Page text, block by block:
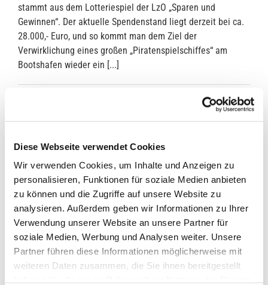
Diese Webseite verwendet Cookies
Wir verwenden Cookies, um Inhalte und Anzeigen zu
personalisieren, Funktionen für soziale Medien anbieten
zu können und die Zugriffe auf unsere Website zu
analysieren. Außerdem geben wir Informationen zu Ihrer
Verwendung unserer Website an unsere Partner für
soziale Medien, Werbung und Analysen weiter. Unsere
Partner führen diese Informationen möglicherweise mit
weiteren Daten zusammen, die Sie ihnen bereitgestellt
stammt aus dem Lotteriespiel der LzO „Sparen und
Gewinnen“. Der aktuelle Spendenstand liegt derzeit bei ca.
28.000,- Euro, und so kommt man dem Ziel der
Verwirklichung eines großen „Piratenspielschiffes“ am
Bootshafen wieder ein [...]